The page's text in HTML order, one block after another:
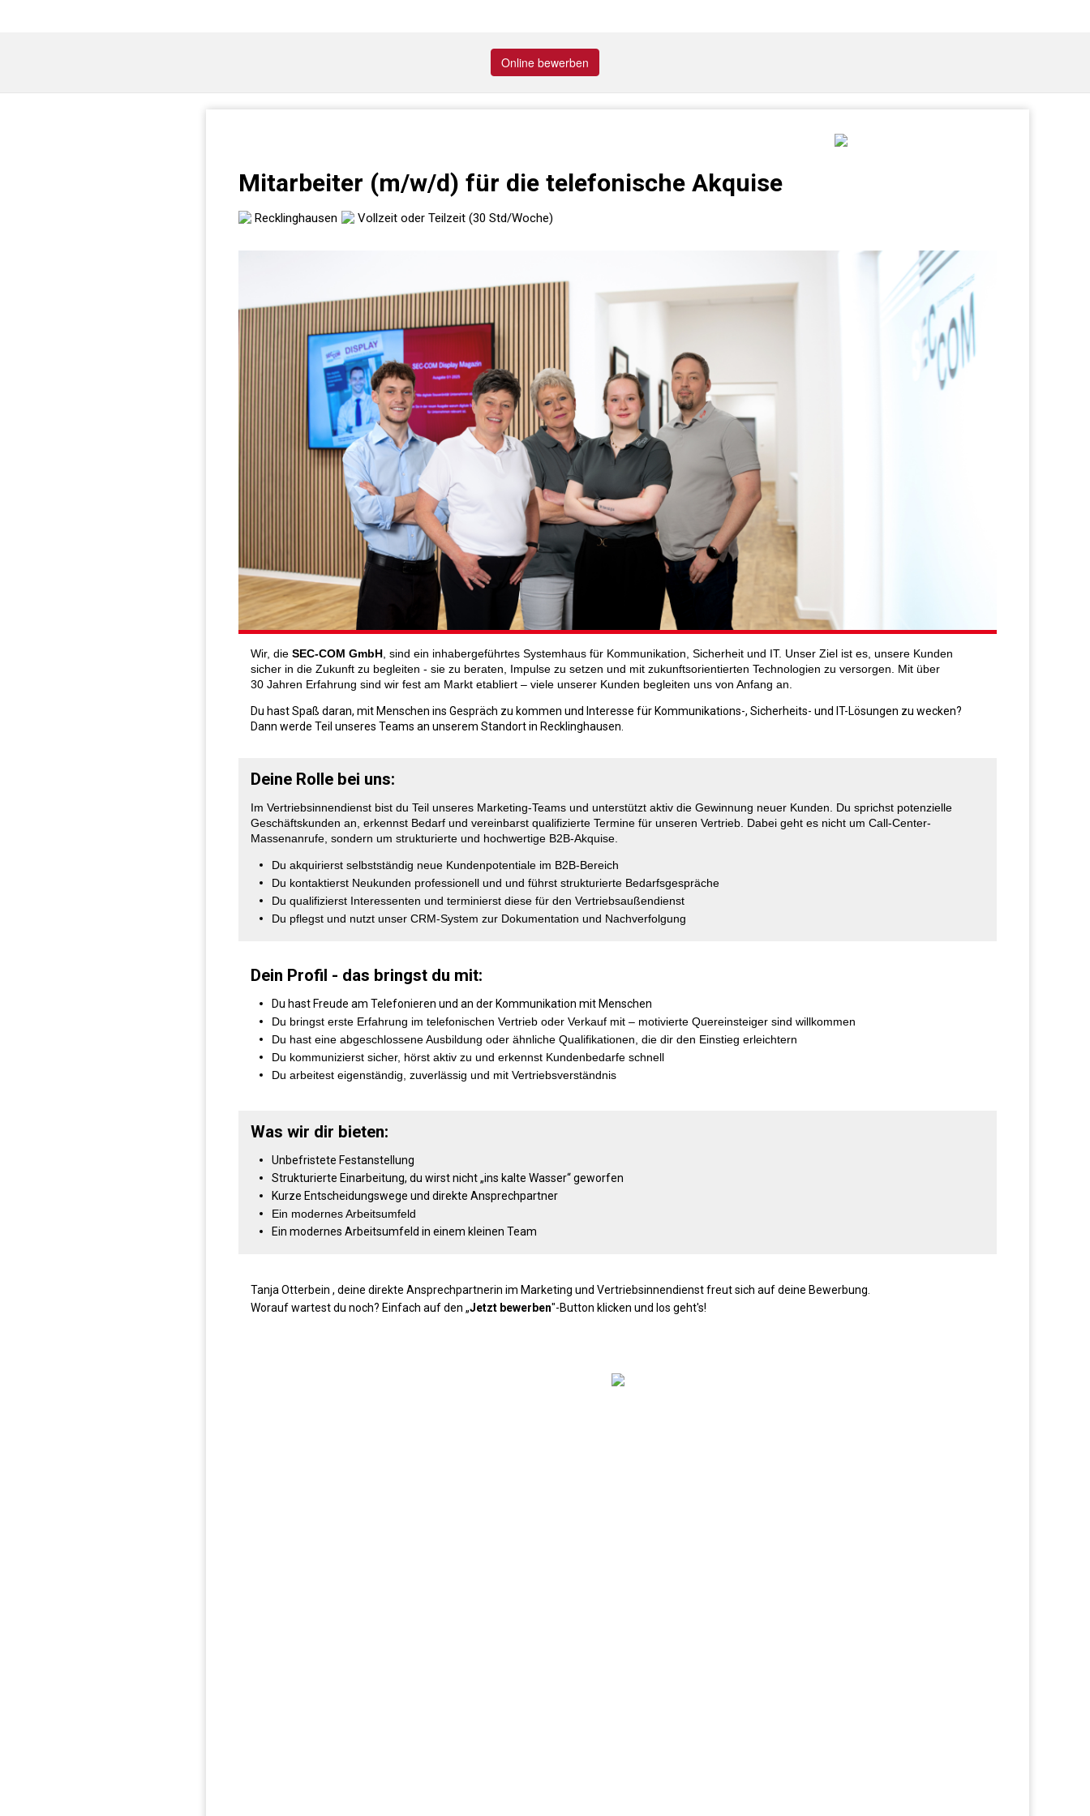
Online bewerben
Mitarbeiter (m/w/d) für die telefonische Akquise
Recklinghausen Vollzeit oder Teilzeit (30 Std/Woche)
Wir, die SEC-COM GmbH , sind ein inhabergeführtes Systemhaus für Kommunikation, Sicherheit und IT. Unser Ziel ist es, unsere Kunden
sicher in die Zukunft zu begleiten - sie zu beraten, Impulse zu setzen und mit zukunftsorientierten Technologien zu versorgen. Mit über
30 Jahren Erfahrung sind wir fest am Markt etabliert – viele unserer Kunden begleiten uns von Anfang an.
Du hast Spaß daran, mit Menschen ins Gespräch zu kommen und Interesse für Kommunikations-, Sicherheits- und IT-Lösungen zu wecken?
Dann werde Teil unseres Teams an unserem Standort in Recklinghausen.
Deine Rolle bei uns:
Im Vertriebsinnendienst bist du Teil unseres Marketing-Teams und unterstützt aktiv die Gewinnung neuer Kunden. Du sprichst potenzielle
Geschäftskunden an, erkennst Bedarf und vereinbarst qualifizierte Termine für unseren Vertrieb. Dabei geht es nicht um Call-Center-
Massenanrufe, sondern um strukturierte und hochwertige B2B-Akquise.
Du akquirierst selbstständig neue Kundenpotentiale im B2B-Bereich
Du kontaktierst Neukunden professionell und und führst strukturierte Bedarfsgespräche
Du qualifizierst Interessenten und terminierst diese für den Vertriebsaußendienst
Du pflegst und nutzt unser CRM-System zur Dokumentation und Nachverfolgung
Dein Profil - das bringst du mit:
Du hast Freude am Telefonieren und an der Kommunikation mit Menschen
Du bringst erste Erfahrung im telefonischen Vertrieb oder Verkauf mit – motivierte Quereinsteiger sind willkommen
Du hast eine abgeschlossene Ausbildung oder ähnliche Qualifikationen, die dir den Einstieg erleichtern
Du kommunizierst sicher, hörst aktiv zu und erkennst Kundenbedarfe schnell
Du arbeitest eigenständig, zuverlässig und mit Vertriebsverständnis
Was wir dir bieten:
Unbefristete Festanstellung
Strukturierte Einarbeitung, du wirst nicht „ins kalte Wasser“ geworfen
Kurze Entscheidungswege und direkte Ansprechpartner
Ein modernes Arbeitsumfeld
Ein modernes Arbeitsumfeld in einem kleinen Team
Tanja Otterbein , deine direkte Ansprechpartnerin im Marketing und Vertriebsinnendienst freut sich auf deine Bewerbung.
Worauf wartest du noch? Einfach auf den „Jetzt bewerben"-Button klicken und los geht's!